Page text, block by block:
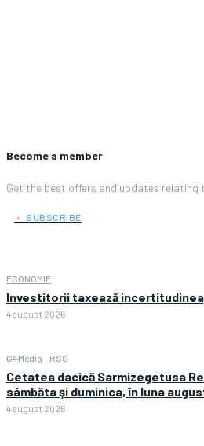
Become a member
Get the best offers and updates relating
﹢ SUBSCRIBE
ECONOMIE
Investitorii taxează
4 august 2026
G4Media - RSS
Cetatea dacică Sarmizegetusa
sâmbăta şi duminica, în luna
4 august 2026